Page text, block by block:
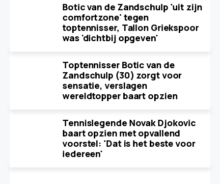
Botic van de Zandschulp 'uit zijn
comfortzone' tegen
toptennisser, Tallon Griekspoor
was 'dichtbij opgeven'
Toptennisser Botic van de
Zandschulp (30) zorgt voor
sensatie, verslagen
wereldtopper baart opzien
Tennislegende Novak Djokovic
baart opzien met opvallend
voorstel: 'Dat is het beste voor
iedereen'